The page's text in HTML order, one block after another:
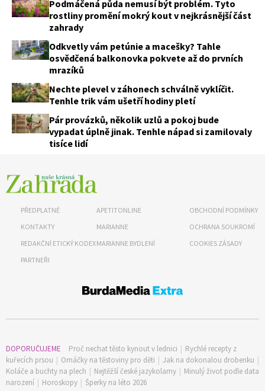
Podmáčená půda nemusí být problém. Tyto
rostliny promění mokrý kout v nejkrásnější část
zahrady
Odkvetly vám petúnie a macešky? Tahle
osvědčená balkonovka pokvete až do prvních
mrazíků
Nechte plevel v záhonech schválně vyklíčit.
Tenhle trik vám ušetří hodiny pletí
Pár provázků, několik uzlů a pokoj bude
vypadat úplně jinak. Tenhle nápad si zamilovaly
tisíce lidí
PŘEDPLATNÉ
KONTAKTY
REDAKČNÍ ETICKÝ KODEX
PARTNEŘI
APETITONLINE
MARIANNE
MARIANNE BYDLENÍ
OBCHODNÍ PODMÍNKY
OCHRANA SOUKROMÍ
COOKIES ZÁSADY
DOPORUČUJEME Proč nechat těsto kynout v lednici | Rychlé recepty z
kuřecích prsou | Omáčky na těstoviny pro děti | Jak na dokonalou drobenku |
Koláče a buchty na plech | Nejtěžší české jazykolamy | Minulý život podle data
narození | Horoskopy | Šperky na léto 2026